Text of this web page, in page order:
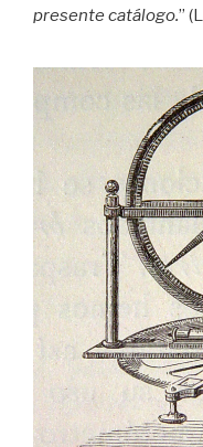
presente catálogo.”